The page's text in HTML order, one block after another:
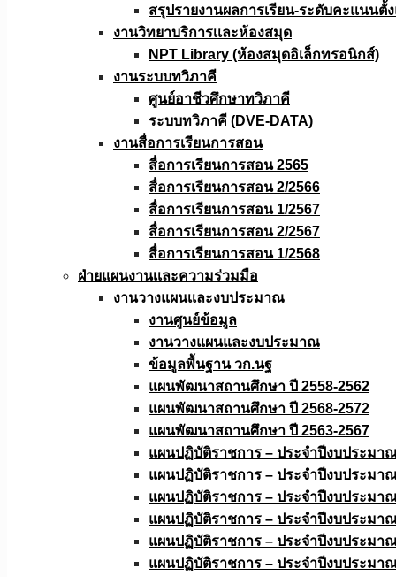
สรุปรายงานผลการเรียน-ระดับคะแนนตั้
งานวิทยาบริการเเละห้องสมุด
NPT Library (ห้องสมุดอิเล็กทรอนิกส์)
งานระบบทวิภาคี
ศูนย์อาชีวศึกษาทวิภาคี
ระบบทวิภาคี (DVE-DATA)
งานสื่อการเรียนการสอน
สื่อการเรียนการสอน 2565
สื่อการเรียนการสอน 2/2566
สื่อการเรียนการสอน 1/2567
สื่อการเรียนการสอน 2/2567
สื่อการเรียนการสอน 1/2568
ฝ่ายแผนงานเเละความร่วมมือ
งานวางแผนเเละงบประมาณ
งานศูนย์ข้อมูล
งานวางแผนและงบประมาณ
ข้อมูลพื้นฐาน วก.นฐ
แผนพัฒนาสถานศึกษา ปี 2558-2562
แผนพัฒนาสถานศึกษา ปี 2568-2572
แผนพัฒนาสถานศึกษา ปี 2563-2567
แผนปฏิบัติราชการ – ประจำปีงบประมา
แผนปฏิบัติราชการ – ประจำปีงบประมา
แผนปฏิบัติราชการ – ประจำปีงบประมา
แผนปฏิบัติราชการ – ประจำปีงบประมา
แผนปฏิบัติราชการ – ประจำปีงบประมา
แผนปฏิบัติราชการ – ประจำปีงบประมา